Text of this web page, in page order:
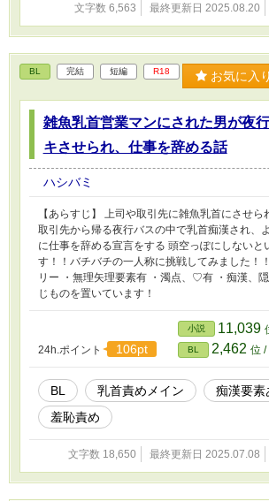
文字数 6,563 最終更新日 2025.08.20
BL 完結 短編 R18 お気に入
雑魚乳首営業マンにされた男が夜
キさせられ、仕事を辞める話
ハシバミ
【あらすじ】 上司や取引先に雑魚乳首にさせら
取引先から帰る夜行バスの中で乳首痴漢され、
に仕事を辞める宣言をする 頭空っぽにしないと
す！！バチバチの一人称に挑戦してみました！
リー ・無理矢理要素有 ・濁点、♡有 ・痴漢、
じものを置いています！
24h.ポイント 106pt
小説 11,039
BL 2,462 位
BL 乳首責めメイン
痴漢要素
羞恥責め
文字数 18,650 最終更新日 2025.07.08